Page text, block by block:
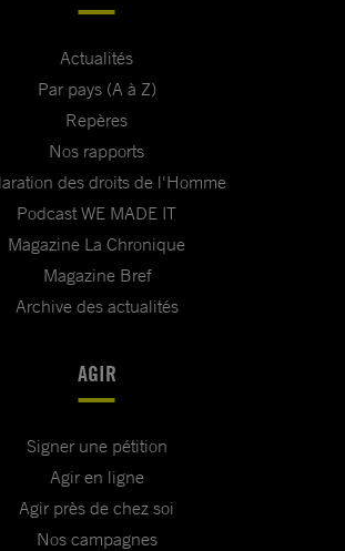
Actualités
Par pays (A à Z)
Repères
Nos rapports
des droits de l'Homme
Podcast WE MADE IT
Magazine La Chronique
Magazine Bref
Archive des actualités
AGIR
Signer une pétition
Agir en ligne
Agir près de chez soi
Nos campagnes